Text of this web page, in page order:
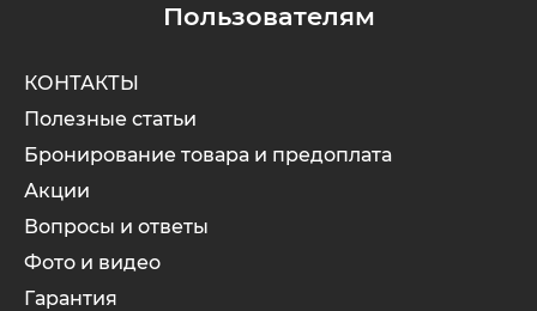
Пользователям
КОНТАКТЫ
Полезные статьи
Бронирование товара и предоплата
Акции
Вопросы и ответы
Фото и видео
Гарантия